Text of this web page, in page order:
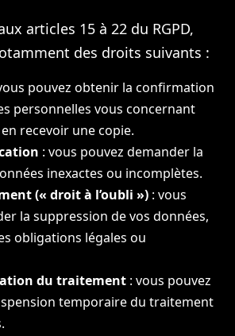
articles 15 à 22 du RGPD,
des droits suivants :
pouvez obtenir la confirmation
personnelles vous concernant
recevoir une copie.
: vous pouvez demander la
inexactes ou incomplètes.
(« droit à l’oubli ») : vous
la suppression de vos données,
obligations légales ou
du traitement : vous pouvez
temporaire du traitement